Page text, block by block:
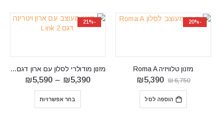
-20%
מזנון טלוויזיה Roma A
₪6,750
המחיר
היה:
₪6,750.
₪5,390
הוספה לסל
-21%
מזנון מודולרי לסלון עם ארון דגם LINK 2
₪5,390
–
₪5,590
בחר אפשרויות